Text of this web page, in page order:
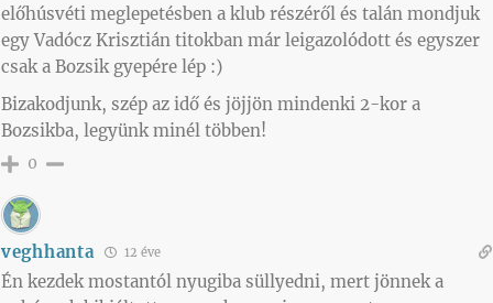
előhúsvéti meglepetésben a klub részéről és talán mondjuk
egy Vadócz Krisztián titokban már leigazolódott és egyszer
csak a Bozsik gyepére lép :)
Bizakodjunk, szép az idő és jöjjön mindenki 2-kor a
Bozsikba, legyünk minél többen!
0
veghhanta 12 éve
Én kezdek mostantól nyugiba süllyedni, mert jönnek a